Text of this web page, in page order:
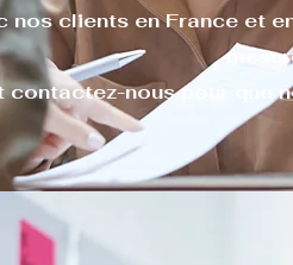
nos clients en France et
contactez-nous pour que